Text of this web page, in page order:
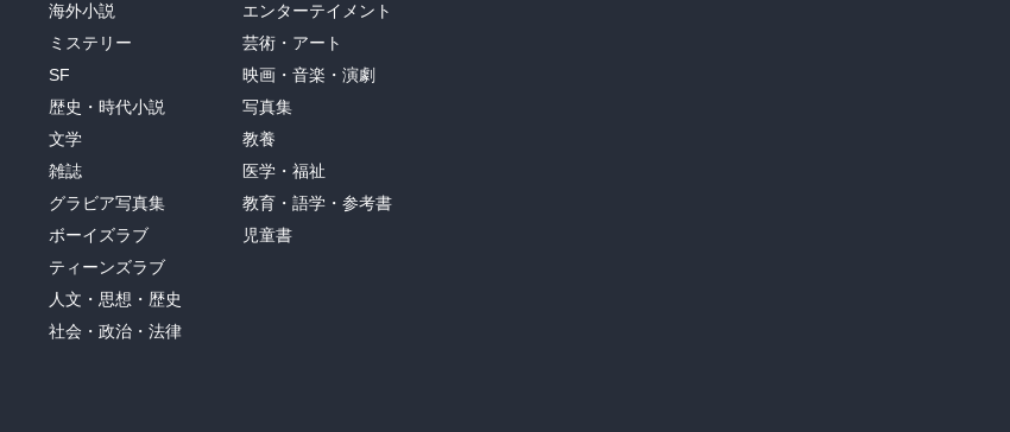
海外小説
ミステリー
SF
歴史・時代小説
文学
雑誌
グラビア写真集
ボーイズラブ
ティーンズラブ
人文・思想・歴史
社会・政治・法律
エンターテイメント
芸術・アート
映画・音楽・演劇
写真集
教養
医学・福祉
教育・語学・参考書
児童書